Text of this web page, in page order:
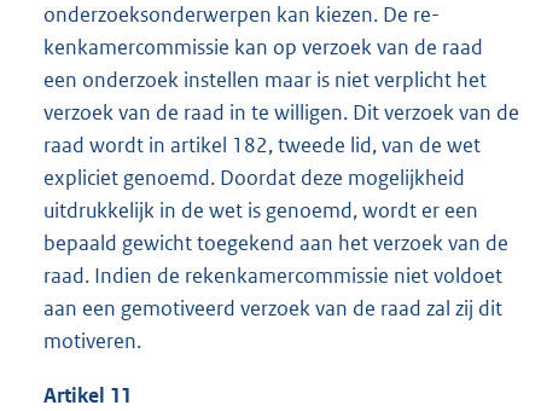
onderzoeksonderwerpen kan kiezen. De re-
kenkamercommissie kan op verzoek van de raad
een onderzoek instellen maar is niet verplicht het
verzoek van de raad in te willigen. Dit verzoek van de
raad wordt in artikel 182, tweede lid, van de wet
expliciet genoemd. Doordat deze mogelijkheid
uitdrukkelijk in de wet is genoemd, wordt er een
bepaald gewicht toegekend aan het verzoek van de
raad. Indien de rekenkamercommissie niet voldoet
aan een gemotiveerd verzoek van de raad zal zij dit
motiveren.
Artikel 11